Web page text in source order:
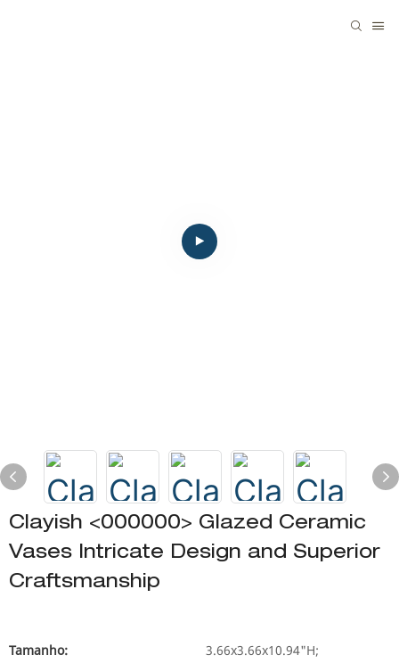
Clayish <000000> Glazed Ceramic
Vases Intricate Design and Superior
Craftsmanship
Tamanho:
3.66x3.66x10.94"H;